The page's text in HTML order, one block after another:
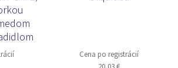
Cena po registrácií